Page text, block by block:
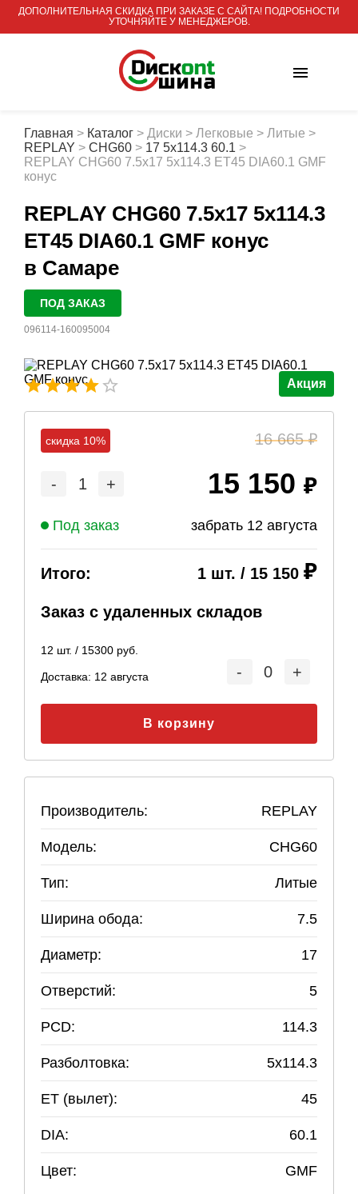
ДОПОЛНИТЕЛЬНАЯ СКИДКА ПРИ ЗАКАЗЕ С САЙТА! ПОДРОБНОСТИ
УТОЧНЯЙТЕ У МЕНЕДЖЕРОВ.
Главная > Каталог > Диски > Легковые > Литые >
REPLAY > CHG60 > 17 5x114.3 60.1 >
REPLAY CHG60 7.5x17 5x114.3 ET45 DIA60.1 GMF
конус
REPLAY CHG60 7.5x17 5x114.3
ET45 DIA60.1 GMF конус
в Самаре
ПОД ЗАКАЗ
096114-160095004
Акция
скидка 10% 16 665
- 1 + 15 150
Под заказ забрать 12 августа
Итого: 1 шт. / 15 150
Заказ с удаленных складов
12 шт. / 15300 руб.
Доставка: 12 августа - 0 +
В корзину
Производитель: REPLAY
Модель: CHG60
Тип: Литые
Ширина обода: 7.5
Диаметр: 17
Отверстий: 5
PCD: 114.3
Разболтовка: 5x114.3
ET (вылет): 45
DIA: 60.1
Цвет: GMF